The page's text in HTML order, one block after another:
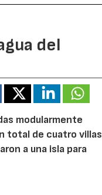
del
modularmente
total de cuatro villas
a una isla para